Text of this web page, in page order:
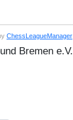
ChessLeagueManager
Bremen e.V.